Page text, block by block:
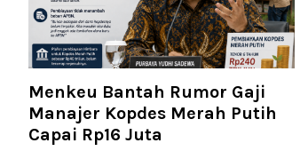
Menkeu Bantah Rumor Gaji
Manajer Kopdes Merah Putih
Capai Rp16 Juta